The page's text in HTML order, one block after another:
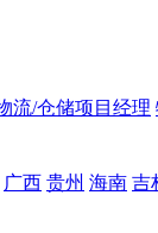
流/仓储项目经理
广西 贵州 海南 吉